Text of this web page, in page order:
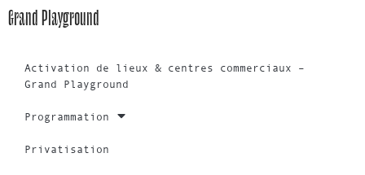
Grand Playground
Activation de lieux & centres commerciaux –
Grand Playground
Programmation
Privatisation